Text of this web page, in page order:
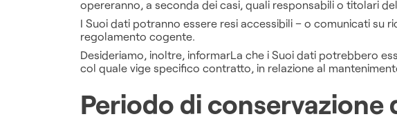
opereranno, a seconda dei casi, quali responsabili o titolari
I Suoi dati potranno essere resi accessibili – o comunicati
regolamento cogente.
Desideriamo, inoltre, informarLa che i Suoi dati potrebbero
col quale vige specifico contratto, in relazione al
Periodo di conservazione